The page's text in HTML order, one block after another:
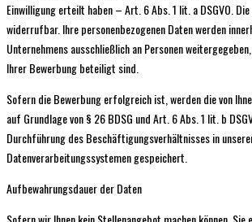
Einwilligung erteilt haben – Art. 6 Abs. 1 lit. a DSGVO.
widerrufbar. Ihre personenbezogenen Daten werden
Unternehmens ausschließlich an Personen
Ihrer Bewerbung beteiligt sind.
Sofern die Bewerbung erfolgreich ist, werden die von
auf Grundlage von § 26 BDSG und Art. 6 Abs. 1 lit. b
Durchführung des Beschäftigungsverhältnisses in
Datenverarbeitungssystemen gespeichert.
Aufbewahrungsdauer der Daten